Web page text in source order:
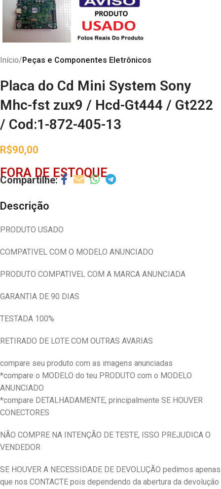
Início Peças e Componentes Eletrônicos
Placa do Cd Mini System Sony
Mhc-fst zux9 / Hcd-Gt444 / Gt222
/ Cod:1-872-405-13
R$90,00
FORA DE ESTOQUE
Descrição
PRODUTO USADO
COMPATIVEL COM O MODELO ANUNCIADO
PRODUTO COMPATIVEL COM A MARCA ANUNCIADA
GARANTIA DE 90 DIAS
TESTADA 100%
RETIRADO DE LOTE COM OUTRAS AVARIAS
compare seu produto com as imagens anunciadas
*compare o MODELO do teu PRODUTO com o MODELO
ANUNCIADO
*compare DETALHADAMENTE, principalmente SE HOUVER
CONECTORES
NÃO COMPRE NA INTENÇÃO DE TESTE, ISSO PREJUDICA O
VENDEDOR
SE HOUVER A NECESSIDADE DE DEVOLUÇÃO pedimos apenas
que nos CONTACTE pois dependendo da abertura da devolução